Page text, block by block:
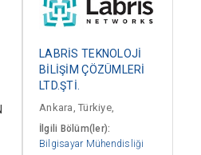
LABRİS TEKNOLOJİ
BİLİŞİM ÇÖZÜMLERİ
LTD.ŞTİ.
Ankara, Türkiye,
İlgili Bölüm(ler):
Bilgisayar Mühendisliği